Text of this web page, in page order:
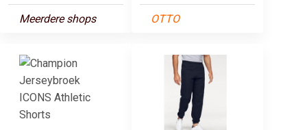
Meerdere shops OTTO